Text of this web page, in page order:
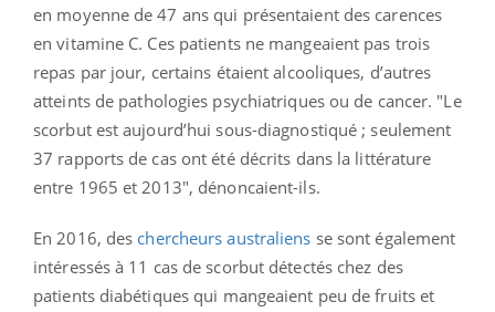
en moyenne de 47 ans qui présentaient des carences
en vitamine C. Ces patients ne mangeaient pas trois
repas par jour, certains étaient alcooliques, d’autres
atteints de pathologies psychiatriques ou de cancer. "Le
scorbut est aujourd’hui sous-diagnostiqué ; seulement
37 rapports de cas ont été décrits dans la littérature
entre 1965 et 2013", dénoncaient-ils.
En 2016, des chercheurs australiens se sont également
intéressés à 11 cas de scorbut détectés chez des
patients diabétiques qui mangeaient peu de fruits et